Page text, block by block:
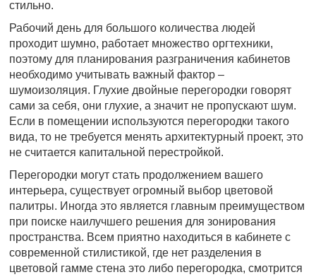
стильно.
Рабочий день для большого количества людей
проходит шумно, работает множество оргтехники,
поэтому для планирования разграничения кабинетов
необходимо учитывать важный фактор –
шумоизоляция. Глухие двойные перегородки говорят
сами за себя, они глухие, а значит не пропускают шум.
Если в помещении используются перегородки такого
вида, то не требуется менять архитектурный проект, это
не считается капитальной перестройкой.
Перегородки могут стать продолжением вашего
интерьера, существует огромный выбор цветовой
палитры. Иногда это является главным преимуществом
при поиске наилучшего решения для зонирования
пространства. Всем приятно находиться в кабинете с
современной стилистикой, где нет разделения в
цветовой гамме стена это либо перегородка, смотрится